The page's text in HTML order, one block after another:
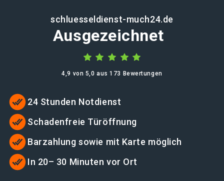
schluesseldienst-much24.de
Ausgezeichnet
4,9 von 5,0 aus 173 Bewertungen
24 Stunden Notdienst
Schadenfreie Türöffnung
Barzahlung sowie mit Karte möglich
In 20– 30 Minuten vor Ort